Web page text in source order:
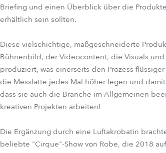
Briefing und einen Überblick über die
erhältlich sein sollten.
Diese vielschichtige, maßgeschneiderte
Bühnenbild, der Videocontent, die Visuals
produziert, was einerseits den Prozess
die Messlatte jedes Mal höher legen und
dass sie auch die Branche im Allgemeinen
kreativen Projekten arbeiten!
Die Ergänzung durch eine Luftakrobatin
beliebte "Cirque"-Show von Robe, die 2018